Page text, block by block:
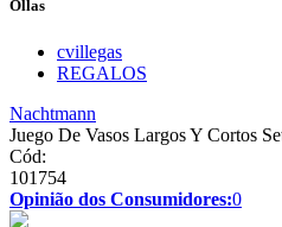
Ollas
cvillegas
REGALOS
Nachtmann
Juego De Vasos Largos Y Cortos
Cód:
101754
Opinião dos Consumidores:0